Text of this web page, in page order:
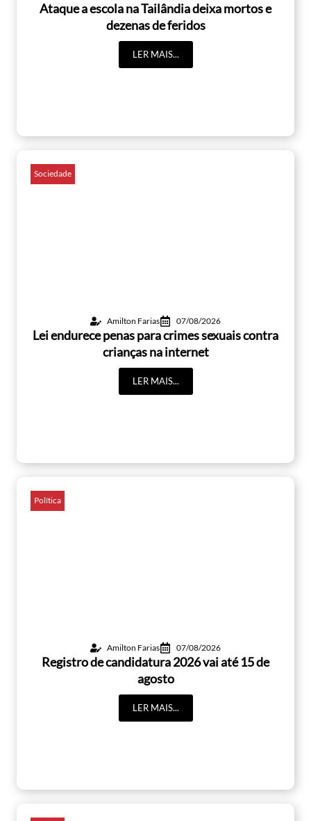
Ataque a escola na Tailândia deixa mortos e
dezenas de feridos
LER MAIS...
Sociedade
Amilton Farias 07/08/2026
Lei endurece penas para crimes sexuais contra
crianças na internet
LER MAIS...
Política
Amilton Farias 07/08/2026
Registro de candidatura 2026 vai até 15 de
agosto
LER MAIS...